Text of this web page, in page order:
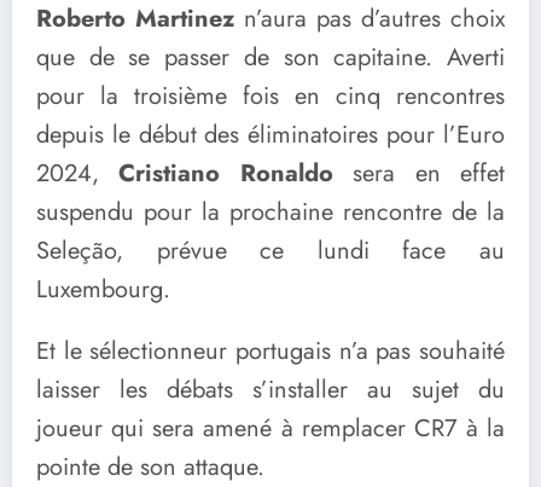
Roberto Martinez n’aura pas d’autres choix
que de se passer de son capitaine. Averti
pour la troisième fois en cinq rencontres
depuis le début des éliminatoires pour l’Euro
2024,Cristiano Ronaldo sera en effet
suspendu pour la prochaine rencontre de la
Seleção, prévue ce lundi face au
Luxembourg.
Et le sélectionneur portugais n’a pas souhaité
laisser les débats s’installer au sujet du
joueur qui sera amené à remplacer CR7 à la
pointe de son attaque.